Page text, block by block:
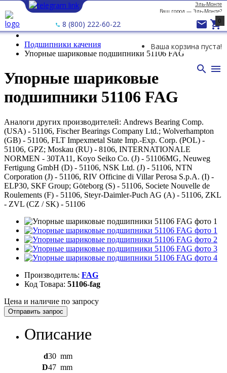
Эль-Монте
Ваш город — Эль-Монте?
8 (800) 222-60-22  
0
Ваша корзина пуста!
 
Подшипники качения
Упорные шариковые подшипники 51106 FAG
Упорные шариковые
подшипники 51106 FAG
Аналоги других производителей: Andrews Bearing Comp.
(USA) - 51106, Fischer Bearings Company Ltd.; Wolverhampton
(GB) - 51106, FLT Impexmetal State Imp.-Exp. Corp. (POL) -
51106, GPZ; Moskau (RU) - 8106, INTERNATIONALE
NORMEN - 30TA11, Koyo Seiko Co. (J) - 51106MG, Neuweg
Fertigung GmbH (D) - 51106, NSK Ltd. (J) - 51106, NTN
Corporation (J) - 51106, RIV Officine di Villar Perosa S.p.A. (I) -
ELP30, SKF Group; Göteborg (S) - 51106, Societe Nouvelle de
Roulements (F) - 51106, Steyr-Daimler-Puch AG (A) - 51106, ZKL
- ZVL (CZ / SK) - 51106
Производитель: FAG
Код Товара: 51106-fag
Цена и наличие по запросу
Отправить запрос
Описание
d30 mm
D47 mm